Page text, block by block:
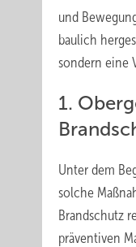
und
baulich
sondern eine
1.
Unter dem
solche
Brandschutz
präventiven